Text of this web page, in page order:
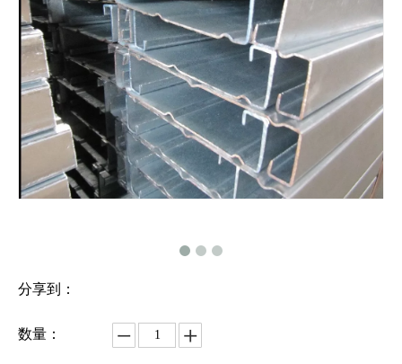
分享到：
数量：